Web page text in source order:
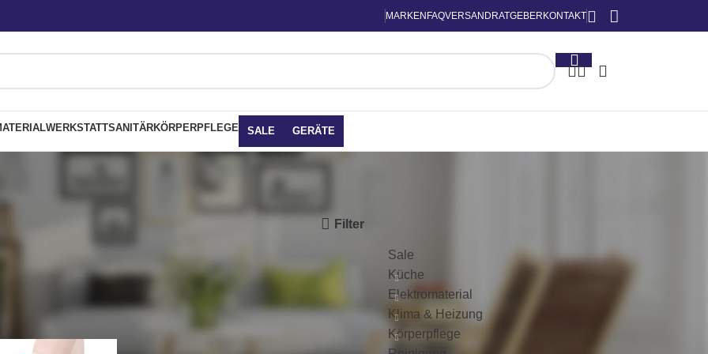
MARKEN FAQVERSAND RATGEBER KONTAKT
WERKSTATTSANITÄRKÖRPERPFLEGE SALE GERÄTE
Filter
Sale
Küche
Elektromaterial
Klima & Heizung
Körperpflege